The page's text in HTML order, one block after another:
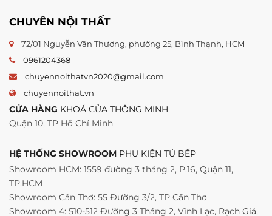
CHUYÊN NỘI THẤT
72/01 Nguyễn Văn Thương, phường 25, Bình Thạnh, HCM
0961204368
chuyennoithatvn2020@gmail.com
chuyennoithat.vn
CỬA HÀNG KHOÁ CỬA THÔNG MINH
Quận 10, TP Hồ Chí Minh
HỆ THỐNG SHOWROOM PHỤ KIỆN TỦ BẾP
Showroom HCM: 1559 đường 3 tháng 2, P.16, Quận 11,
TP.HCM
Showroom Cần Thơ: 55 Đường 3/2, TP Cần Thơ
Showroom 4: 510-512 Đường 3 Tháng 2, Vĩnh Lạc, Rạch Giá,